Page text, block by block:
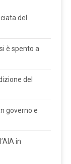
del
è spento a
del
governo e
in